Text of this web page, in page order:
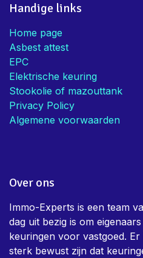
Handige links
Home page
Asbest attest
EPC
Elektrische keuring
Stookolie of mazouttank
Privacy Policy
Algemene voorwaarden
Over ons
Immo-Experts is een team
dag uit bezig is om
keuringen voor vastgoed.
sterk bewust zijn dat